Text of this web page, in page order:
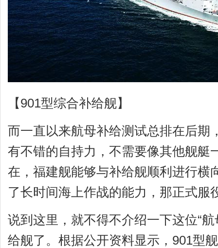
【901型综合补给舰】
而一直以来航母补给测试总排在后期
有不错的自持力，不需要像其他舰艇
在，福建舰能够与补给舰顺利进行横
了长时间海上作战的能力，那正式服
说到这里，就不得不介绍一下这位“
给舰了。根据公开资料显示，901型